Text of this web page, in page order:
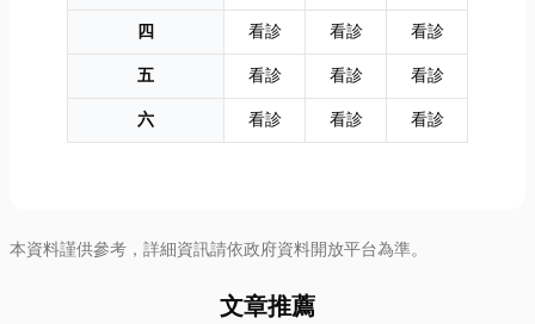
四
看診 看診
看診
五
看診 看診
看診
六
看診 看診 看診
本資料謹供參考，詳細資訊請依政府資料開放平台為準。
文章推薦